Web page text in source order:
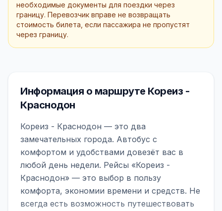
необходимые документы для поездки через
границу. Перевозчик вправе не возвращать
стоимость билета, если пассажира не пропустят
через границу.
Информация о маршруте Кореиз -
Краснодон
Кореиз - Краснодон — это два
замечательных города. Автобус с
комфортом и удобствами довезёт вас в
любой день недели. Рейсы «Кореиз -
Краснодон» — это выбор в пользу
комфорта, экономии времени и средств. Не
всегда есть возможность путешествовать